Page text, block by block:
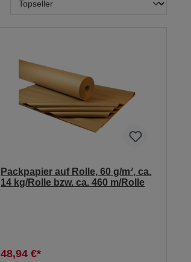
Packpapier auf Rolle, 60 g/m², ca.
14 kg/Rolle bzw. ca. 460 m/Rolle
48,94 €*